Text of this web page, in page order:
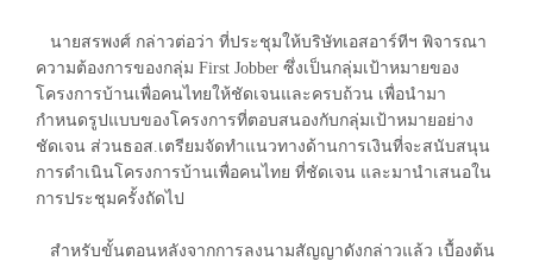
นายสรพงศ์ กล่าวต่อว่า ที่ประชุมให้บริษัทเอสอาร์ทีฯ พิจารณา
ความต้องการของกลุ่ม First Jobber ซึ่งเป็นกลุ่มเป้าหมายของ
โครงการบ้านเพื่อคนไทยให้ชัดเจนและครบถ้วน เพื่อนำมา
กำหนดรูปแบบของโครงการที่ตอบสนองกับกลุ่มเป้าหมายอย่าง
ชัดเจน ส่วนธอส.เตรียมจัดทำแนวทางด้านการเงินที่จะสนับสนุน
การดำเนินโครงการบ้านเพื่อคนไทย ที่ชัดเจน และมานำเสนอใน
การประชุมครั้งถัดไป
สำหรับขั้นตอนหลังจากการลงนามสัญญาดังกล่าวแล้ว เบื้องต้น